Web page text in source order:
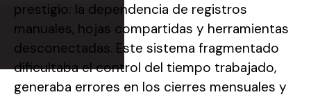
prestigio: la dependencia de registros
manuales, hojas compartidas y herramientas
desconectadas. Este sistema fragmentado
dificultaba el control del tiempo trabajado,
generaba errores en los cierres mensuales y